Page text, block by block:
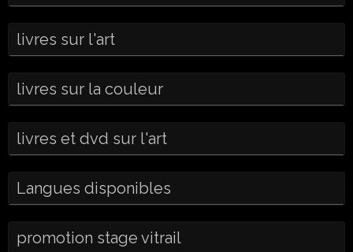
livres sur l'art
livres sur la couleur
livres et dvd sur l'art
Langues disponibles
promotion stage vitrail